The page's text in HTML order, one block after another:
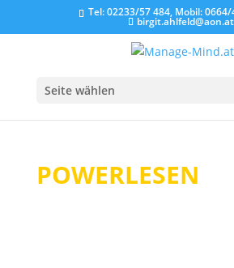
Tel: 02233/57 484, Mobil:
birgit.ahlfeld@aon.at
Seite wählen
POWERLESEN